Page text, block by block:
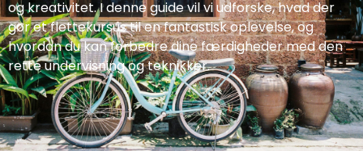
og kreativitet. I denne guide vil vi udforske, hvad der
gør et flettekursus til en fantastisk oplevelse, og
hvordan du kan forbedre dine færdigheder med den
rette undervisning og teknikker.